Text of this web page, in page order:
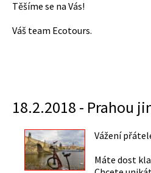
Těšíme se na Vás!
Váš team Ecotours.
18.2.2018 - Prahou
Vážení
Máte dost